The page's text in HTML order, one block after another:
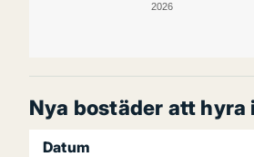
2026
Nya bostäder att hyra
Datum